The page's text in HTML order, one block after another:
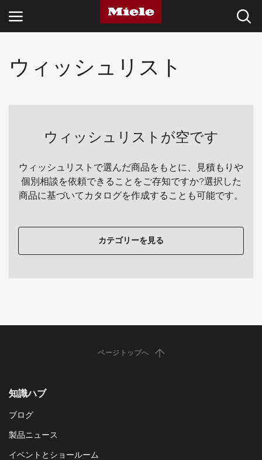
産業
家庭用
ウィッシュリスト
ウィッシュリストが空です
ウィッシュリストで選んだ商品をもとに、見積もりや
個別相談を依頼できることをご存知ですか?選択した
商品に基づいてカタログを作成することも可能です。
カテゴリーを見る
ページトップへ
知識ハブ
ブログ
製品ニュース
イベントとショールーム